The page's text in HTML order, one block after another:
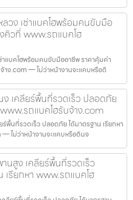
วง เช่าแบคโฮพร้อมคนขับมือ
คิวที่ www.รถแบคโฮ
แบคโฮพร้อมคนขับมืออาชีพ ราคาคุ้มค่า
ง.com — ไม่ว่าหน้างานจะแคบหรือดิ
ง เคลียร์พื้นที่รวดเร็ว ปลอดภัย
รถแบคโฮรับจ้าง.com
พื้นที่รวดเร็ว ปลอดภัย ได้มาตรฐาน เรียกหา
ไม่ว่าหน้างานจะแคบหรือดินจ
นสูง เคลียร์พื้นที่รวดเร็ว
รียกหา www.รถแบคโฮ